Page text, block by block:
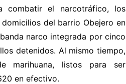
combatir el narcotráfico, los
del barrio Obejero en
narco integrada por cinco
detenidos. Al mismo tiempo,
marihuana, listos para ser
en efectivo.